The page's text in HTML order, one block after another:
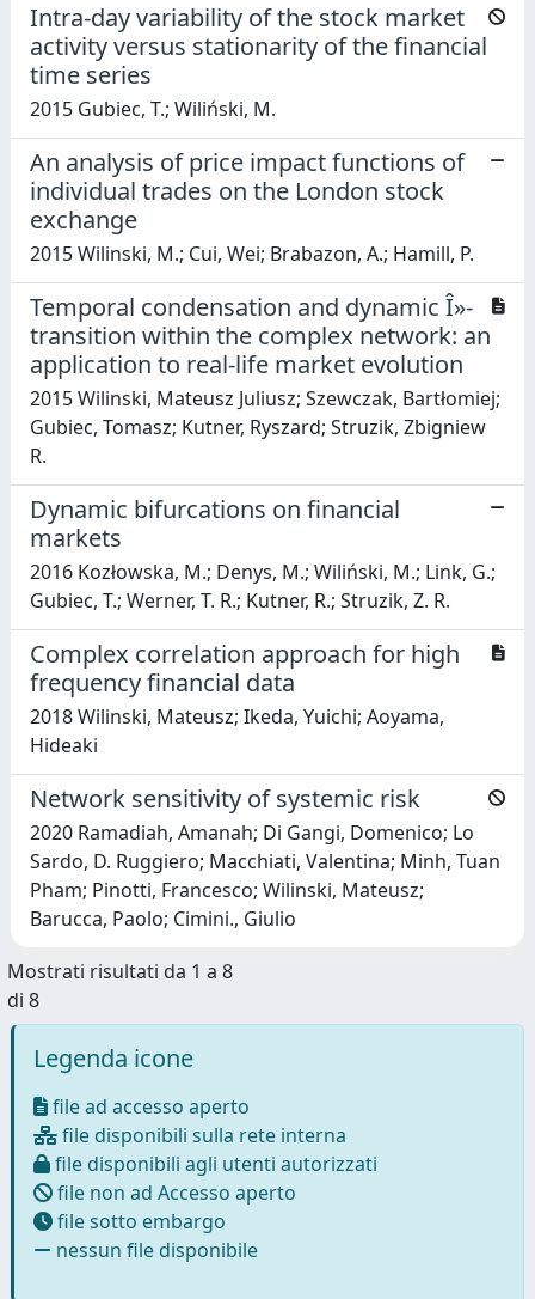
Intra-day variability of the stock market
activity versus stationarity of the financial
time series
2015 Gubiec, T.; Wiliński, M.
An analysis of price impact functions of
individual trades on the London stock
exchange
2015 Wilinski, M.; Cui, Wei; Brabazon, A.; Hamill, P.
Temporal condensation and dynamic Î»-
transition within the complex network: an
application to real-life market evolution
2015 Wilinski, Mateusz Juliusz; Szewczak, Bartłomiej;
Gubiec, Tomasz; Kutner, Ryszard; Struzik, Zbigniew
R.
Dynamic bifurcations on financial
markets
2016 Kozłowska, M.; Denys, M.; Wiliński, M.; Link, G.;
Gubiec, T.; Werner, T. R.; Kutner, R.; Struzik, Z. R.
Complex correlation approach for high
frequency financial data
2018 Wilinski, Mateusz; Ikeda, Yuichi; Aoyama,
Hideaki
Network sensitivity of systemic risk
2020 Ramadiah, Amanah; Di Gangi, Domenico; Lo
Sardo, D. Ruggiero; Macchiati, Valentina; Minh, Tuan
Pham; Pinotti, Francesco; Wilinski, Mateusz;
Barucca, Paolo; Cimini., Giulio
Mostrati risultati da 1 a 8
di 8
Legenda icone
file ad accesso aperto
file disponibili sulla rete interna
file disponibili agli utenti autorizzati
file non ad Accesso aperto
file sotto embargo
nessun file disponibile